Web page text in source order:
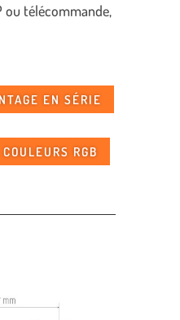
ou télécommande,
EN SÉRIE
RGB